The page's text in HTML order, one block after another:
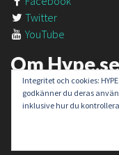
Twitter
YouTube
Om Hype.se
Om oss
Om #SweGame
Integritet och cookies:
godkänner du deras
inklusive hur du